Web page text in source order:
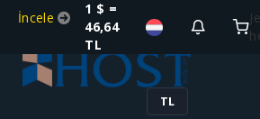
İncele
1 $ =
46,64
TL
Je
TL